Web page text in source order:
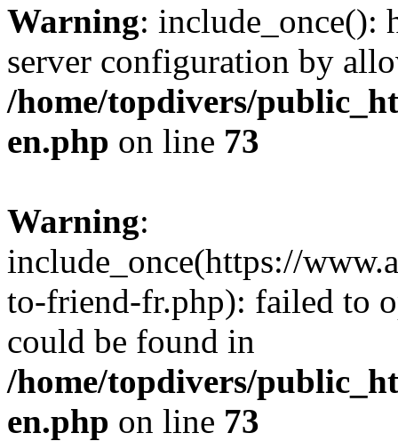
Warning: include_once():
server configuration by
/home/topdivers/
en.php on line 73
Warning:
include_once(https://
to-friend-fr.php): failed to
could be found in
/home/topdivers/
en.php on line 73